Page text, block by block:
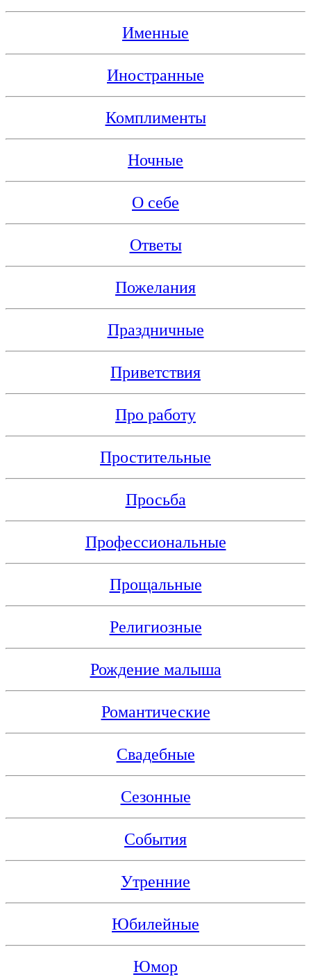
Именные
Иностранные
Комплименты
Ночные
О себе
Ответы
Пожелания
Праздничные
Приветствия
Про работу
Простительные
Просьба
Профессиональные
Прощальные
Религиозные
Рождение малыша
Романтические
Свадебные
Сезонные
События
Утренние
Юбилейные
Юмор